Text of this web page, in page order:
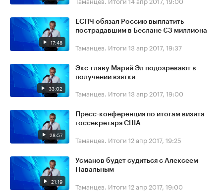
17:48
ЕСПЧ обязал Россию выплатить
пострадавшим в Беслане €3 миллиона
Таманцев. Итоги 13 апр 2017, 19:37
33:02
Экс-главу Марий Эл подозревают в
получении взятки
Таманцев. Итоги 13 апр 2017, 19:00
28:57
Пресс-конференция по итогам визита
госсекретаря США
Таманцев. Итоги 12 апр 2017, 19:25
21:19
Усманов будет судиться с Алексеем
Навальным
Таманцев. Итоги 12 апр 2017, 19:00